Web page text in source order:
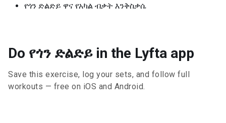
የጎን ድልድይ ዋና የአካል ብቃት እንቅስቃሴ
Do የጎን ድልድይ in the Lyfta app
Save this exercise, log your sets, and follow full
workouts — free on iOS and Android.